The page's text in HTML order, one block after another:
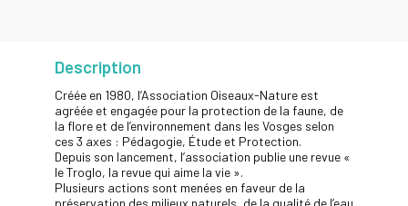
Description
Créée en 1980, l’Association Oiseaux-Nature est
agréée et engagée pour la protection de la faune, de
la flore et de l’environnement dans les Vosges selon
ces 3 axes : Pédagogie, Étude et Protection.
Depuis son lancement, l’association publie une revue «
le Troglo, la revue qui aime la vie ».
Plusieurs actions sont menées en faveur de la